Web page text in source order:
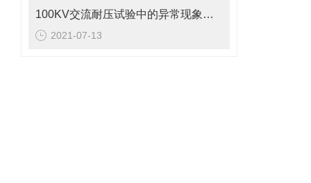
100KV交流耐压试验中的异常现象及初步分析
2021-07-13